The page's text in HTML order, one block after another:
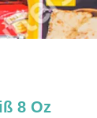
8 Oz